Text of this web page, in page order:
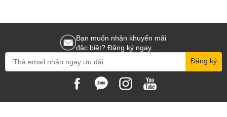
Bạn muốn nhận khuyến mãi
đặc biệt? Đăng ký ngay.
Đăng ký